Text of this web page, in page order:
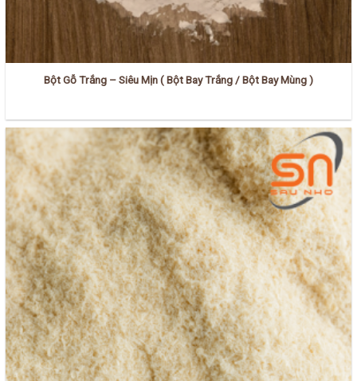
Bột Gỗ Trắng – Siêu Mịn ( Bột Bay Trắng / Bột Bay Mùng )